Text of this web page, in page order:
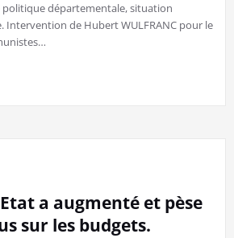
départementale, situation
Intervention de Hubert WULFRANC pour le
a augmenté et pèse
sur les budgets.